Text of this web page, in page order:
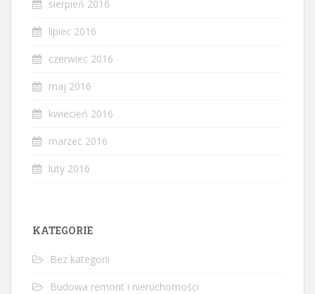
sierpień 2016
lipiec 2016
czerwiec 2016
maj 2016
kwiecień 2016
marzec 2016
luty 2016
KATEGORIE
Bez kategorii
Budowa remont i nieruchomości